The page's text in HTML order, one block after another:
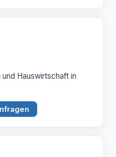
Hauswirtschaft in